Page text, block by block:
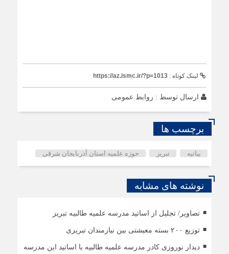
لینک کوتاه : https://az.ismc.ir/?p=1013
ارسال توسط : روابط عمومی
برچسب ها
بیاتیه تبریز حوزه علمیه استان آذربایجان شرقی
نوشته های مشابه
تصاویر/ تجلیل از اساتید مدرسه علمیه طالبیه تبریز
توزیع ۲۰۰ بسته معیشتی بین نیازمندان تبریزی
دیدار نوروزی کادر مدرسه علمیه طالبیه با اساتید این مدرسه